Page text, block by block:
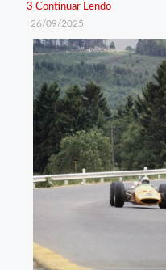
3 Continuar Lendo
26/09/2025